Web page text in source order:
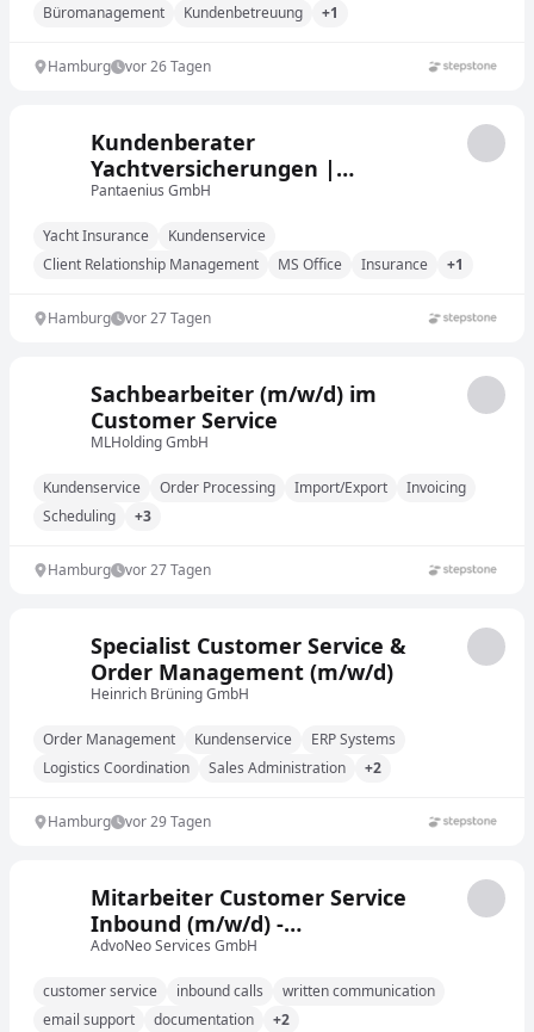
Büromanagement Kundenbetreuung +1
Hamburg vor 26 Tagen
Kundenberater
Yachtversicherungen |
Kundenservice & Betreuung
Pantaenius GmbH
Yacht Insurance
Kundenservice
Client Relationship Management
MS Office Insurance +1
Hamburg vor 27 Tagen
Sachbearbeiter (m/w/d) im
Customer Service
MLHolding GmbH
Kundenservice Order Processing Import/Export
Invoicing
Scheduling
+3
Hamburg vor 27 Tagen
Specialist Customer Service &
Order Management (m/w/d)
Heinrich Brüning GmbH
Order Management Kundenservice
ERP Systems
Logistics Coordination
Sales Administration +2
Hamburg vor 29 Tagen
Mitarbeiter Customer Service
Inbound (m/w/d) -
Mandantenservice
AdvoNeo Services GmbH
customer service inbound calls
written communication
email support
documentation +2